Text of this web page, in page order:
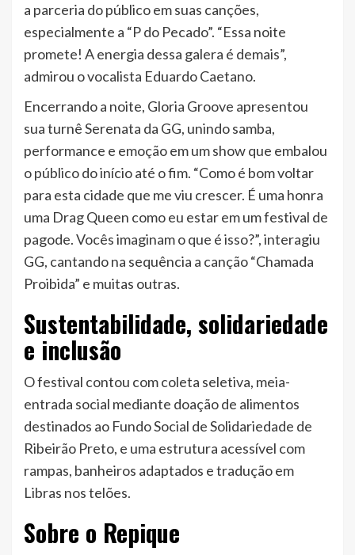
a parceria do público em suas canções,
especialmente a “P do Pecado”. “Essa noite
promete! A energia dessa galera é demais”,
admirou o vocalista Eduardo Caetano.
Encerrando a noite, Gloria Groove apresentou
sua turnê Serenata da GG, unindo samba,
performance e emoção em um show que embalou
o público do início até o fim. “Como é bom voltar
para esta cidade que me viu crescer. É uma honra
uma Drag Queen como eu estar em um festival de
pagode. Vocês imaginam o que é isso?”, interagiu
GG, cantando na sequência a canção “Chamada
Proibida” e muitas outras.
Sustentabilidade, solidariedade
e inclusão
O festival contou com coleta seletiva, meia-
entrada social mediante doação de alimentos
destinados ao Fundo Social de Solidariedade de
Ribeirão Preto, e uma estrutura acessível com
rampas, banheiros adaptados e tradução em
Libras nos telões.
Sobre o Repique